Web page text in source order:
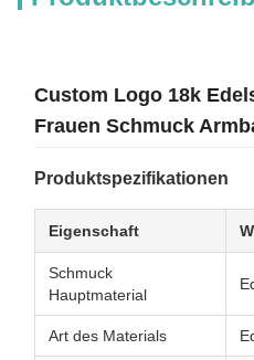
Custom Logo 18k
Frauen Schmuck
Produktspezifikationen
Eigenschaft
Schmuck
Hauptmaterial
Art des Materials